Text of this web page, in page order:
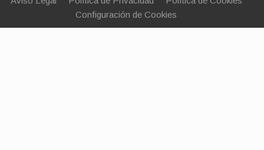
Configuración de Cookies